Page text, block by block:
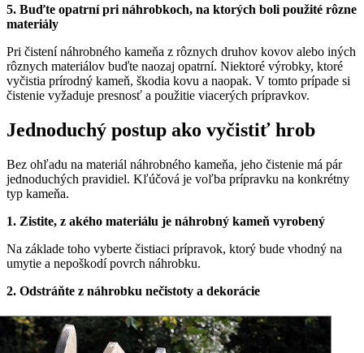
5. Buďte opatrní pri náhrobkoch, na ktorých boli použité rôzne
materiály
Pri čistení náhrobného kameňa z rôznych druhov kovov alebo iných
rôznych materiálov buďte naozaj opatrní. Niektoré výrobky, ktoré
vyčistia prírodný kameň, škodia kovu a naopak. V tomto prípade si
čistenie vyžaduje presnosť a použitie viacerých prípravkov.
Jednoduchý postup ako vyčistiť hrob
Bez ohľadu na materiál náhrobného kameňa, jeho čistenie má pár
jednoduchých pravidiel. Kľúčová je voľba prípravku na konkrétny
typ kameňa.
1. Zistite, z akého materiálu je náhrobný kameň vyrobený
Na základe toho vyberte čistiaci prípravok, ktorý bude vhodný na
umytie a nepoškodí povrch náhrobku.
2. Odstráňte z náhrobku nečistoty a dekorácie